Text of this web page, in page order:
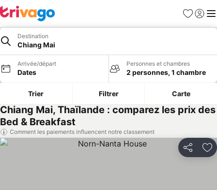
Favoris
Se
Destination
Chiang Mai
Arrivée/départ
Dates
Personnes et chambres
2 personnes, 1 chambre
Trier Filtrer Carte
Chiang Mai, Thaïlande : comparez les prix des
Bed & Breakfast
Comment les paiements influencent notre classement
Partager